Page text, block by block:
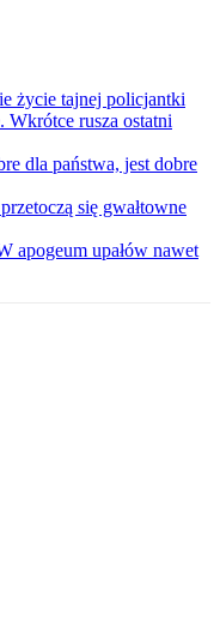
życie tajnej policjantki
Wkrótce rusza ostatni
dla państwa, jest dobre
się gwałtowne
apogeum upałów nawet